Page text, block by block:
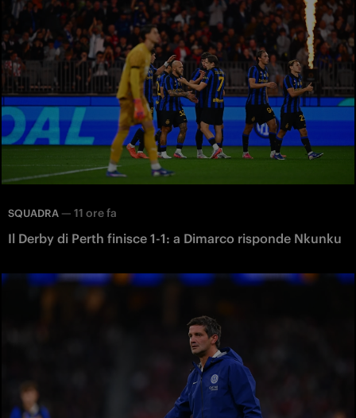
SQUADRA — 11 ore fa
Il Derby di Perth finisce 1-1: a Dimarco risponde Nkunku